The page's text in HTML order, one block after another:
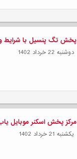
پخش تگ پنسیل با شرایط
دوشنبه 22 خرداد 1402
مرکز پخش اسکنر موبایل
يكشنبه 21 خرداد 1402